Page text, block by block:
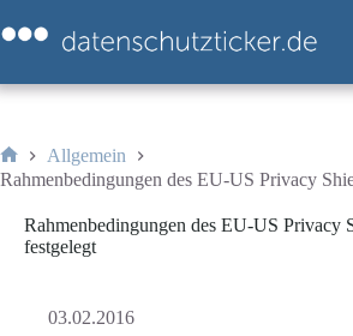
Inhalt
springen
Start
Allgemein
Rahmenbedingungen des EU-US Privacy
Rahmenbedingungen des EU-US Privacy
festgelegt
03.02.2016